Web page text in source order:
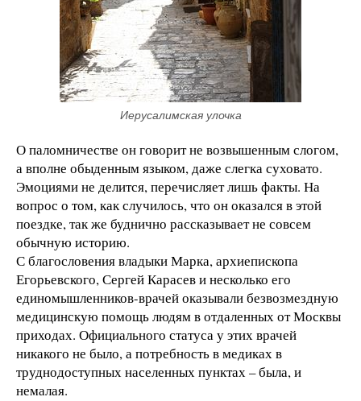
Иерусалимская улочка
О паломничестве он говорит не возвышенным слогом,
а вполне обыденным языком, даже слегка суховато.
Эмоциями не делится, перечисляет лишь факты. На
вопрос о том, как случилось, что он оказался в этой
поездке, так же буднично рассказывает не совсем
обычную историю.
С благословения владыки Марка, архиепископа
Егорьевского, Сергей Карасев и несколько его
единомышленников-врачей оказывали безвозмездную
медицинскую помощь людям в отдаленных от Москвы
приходах. Официального статуса у этих врачей
никакого не было, а потребность в медиках в
труднодоступных населенных пунктах – была, и
немалая.